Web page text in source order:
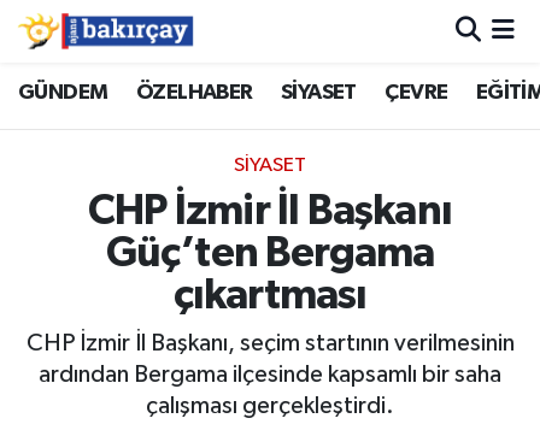
GÜNDEM ÖZELHABER SİYASET ÇEVRE
SİYASET
CHP İzmir İl Başkanı
Güç’ten Bergama
çıkartması
CHP İzmir İl Başkanı, seçim startının verilmesinin
ardından Bergama ilçesinde kapsamlı bir saha
çalışması gerçekleştirdi.
İzmir Nöbetçi Eczaneler
İzmir Hava Durumu
İzmir Namaz Vakitleri
İzmir Trafik Yoğunluk Haritası
Süper Lig Puan Durumu ve Fikstür
Tüm Manşetler